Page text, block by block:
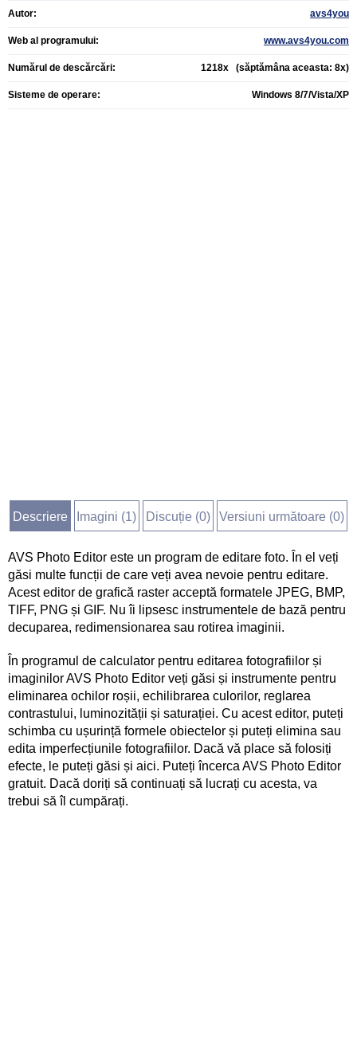
Autor: avs4you
Web al programului: www.avs4you.com
Numărul de descărcări: 1218x (săptămâna aceasta: 8x)
Sisteme de operare: Windows 8/7/Vista/XP
Descriere Imagini (1) Discuție (0) Versiuni următoare (0)
AVS Photo Editor este un program de editare foto. În el veți
găsi multe funcții de care veți avea nevoie pentru editare.
Acest editor de grafică raster acceptă formatele JPEG, BMP,
TIFF, PNG și GIF. Nu îi lipsesc instrumentele de bază pentru
decuparea, redimensionarea sau rotirea imaginii.
În programul de calculator pentru editarea fotografiilor și
imaginilor AVS Photo Editor veți găsi și instrumente pentru
eliminarea ochilor roșii, echilibrarea culorilor, reglarea
contrastului, luminozității și saturației. Cu acest editor, puteți
schimba cu ușurință formele obiectelor și puteți elimina sau
edita imperfecțiunile fotografiilor. Dacă vă place să folosiți
efecte, le puteți găsi și aici. Puteți încerca AVS Photo Editor
gratuit. Dacă doriți să continuați să lucrați cu acesta, va
trebui să îl cumpărați.